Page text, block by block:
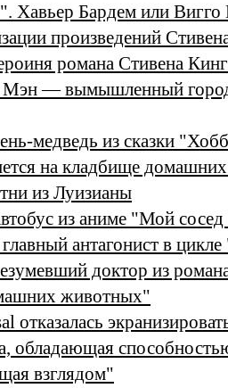
Хавьер Бардем или Вигго
произведений
романа Стивена
Мэн — вымышленный город
медведь из сказки
на кладбище
из Луизианы
из аниме "Мой
антагонист в
доктор из
животных"
отказалась
обладающая
взглядом"